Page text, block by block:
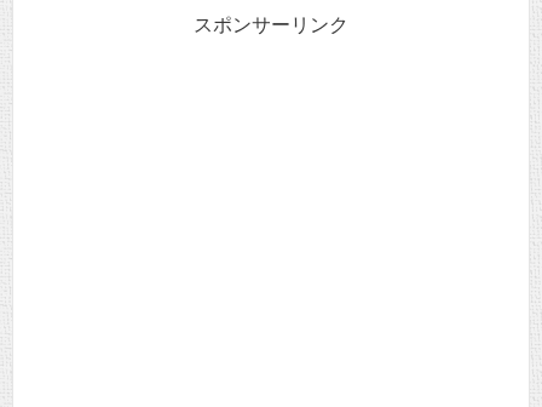
スポンサーリンク